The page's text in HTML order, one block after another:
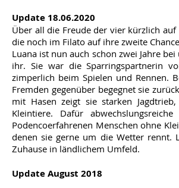
Update 18.06.2020
Über all die Freude der vier kürzlich
die noch im Filato auf ihre zweite
Luana ist nun auch schon zwei Jahre
ihr. Sie war die Sparringspartnerin
zimperlich beim Spielen und Rennen.
Fremden gegenüber begegnet sie
mit Hasen zeigt sie starken
Kleintiere. Dafür
Podencoerfahrenen Menschen ohne
denen sie gerne um die Wetter rennt.
Zuhause in ländlichem Umfeld.
Update August 2018